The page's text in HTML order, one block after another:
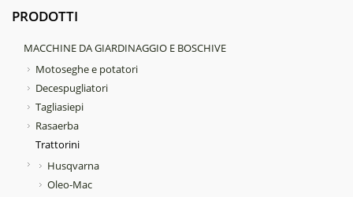
PRODOTTI
MACCHINE DA GIARDINAGGIO E BOSCHIVE
Motoseghe e potatori
Decespugliatori
Tagliasiepi
Rasaerba
Trattorini
Husqvarna
Oleo-Mac